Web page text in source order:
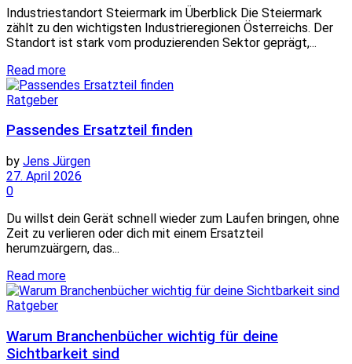
Industriestandort Steiermark im Überblick Die Steiermark
zählt zu den wichtigsten Industrieregionen Österreichs. Der
Standort ist stark vom produzierenden Sektor geprägt,...
Read more
Ratgeber
Passendes Ersatzteil finden
by Jens Jürgen
27. April 2026
0
Du willst dein Gerät schnell wieder zum Laufen bringen, ohne
Zeit zu verlieren oder dich mit einem Ersatzteil
herumzuärgern, das...
Read more
Ratgeber
Warum Branchenbücher wichtig für deine
Sichtbarkeit sind